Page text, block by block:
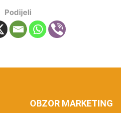
Podijeli
OBZOR MARKETING